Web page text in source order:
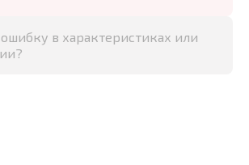
в характеристиках или